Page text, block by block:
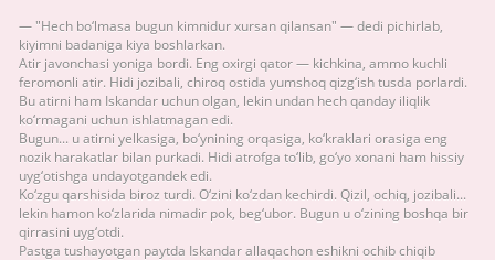
— "Hech bo‘lmasa bugun kimnidur xursan qilansan" — dedi pichirlab,
kiyimni badaniga kiya boshlarkan.
Atir javonchasi yoniga bordi. Eng oxirgi qator — kichkina, ammo kuchli
feromonli atir. Hidi jozibali, chiroq ostida yumshoq qizg‘ish tusda porlardi.
Bu atirni ham Iskandar uchun olgan, lekin undan hech qanday iliqlik
ko‘rmagani uchun ishlatmagan edi.
Bugun... u atirni yelkasiga, bo‘ynining orqasiga, ko‘kraklari orasiga eng
nozik harakatlar bilan purkadi. Hidi atrofga to‘lib, go‘yo xonani ham hissiy
uyg‘otishga undayotgandek edi.
Ko‘zgu qarshisida biroz turdi. O‘zini ko‘zdan kechirdi. Qizil, ochiq, jozibali...
lekin hamon ko‘zlarida nimadir pok, beg‘ubor. Bugun u o‘zining boshqa bir
qirrasini uyg‘otdi.
Pastga tushayotgan paytda Iskandar allaqachon eshikni ochib chiqib